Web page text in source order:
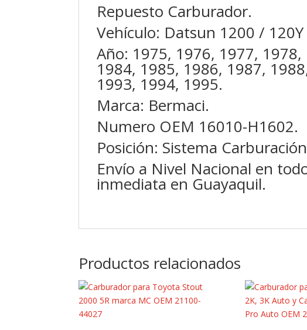
Repuesto Carburador.
Vehículo: Datsun 1200 / 120Y
Año: 1975, 1976, 1977,
1984, 1985, 1986, 1987,
1993, 1994, 1995.
Marca: Bermaci.
Numero OEM 16010-H1602.
Posición: Sistema
Envío a Nivel Nacional en
inmediata en Guayaquil.
Productos relacionados